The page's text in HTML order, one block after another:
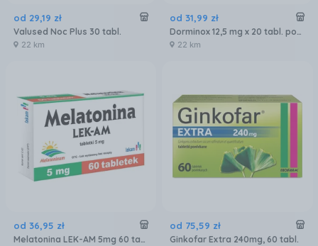
od 29,19 zł
Valused Noc Plus 30 tabl.
22 km
od 31,99 zł
Dorminox 12,5 mg x 20 tabl. powl.
22 km
od 36,95 zł
Melatonina LEK-AM 5mg 60 tabletek
od 75,59 zł
Ginkofar Extra 240mg, 60 tabl.